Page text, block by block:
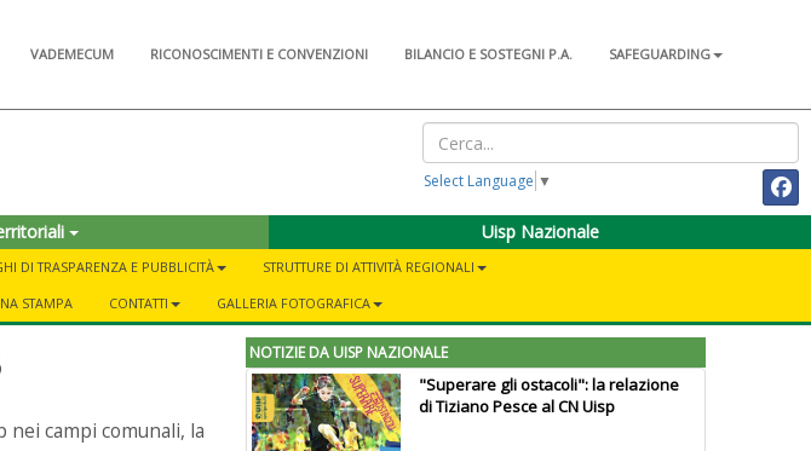
VADEMECUM RICONOSCIMENTI E CONVENZIONI BILANCIO E SOSTEGNI P.A.
SAFEGUARDING
Select Language ▼
Uisp Nazionale
DI TRASPARENZA E PUBBLICITÀ
STRUTTURE DI ATTIVITÀ REGIONALI
STAMPA CONTATTI GALLERIA FOTOGRAFICA
nei campi comunali, la
NOTIZIE DA UISP NAZIONALE
"Superare gli ostacoli": la relazione
di Tiziano Pesce al CN Uisp